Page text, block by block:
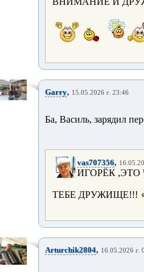
Garry, 15.05.2026 г. 23:46
Ба, Василь, зарядил
vas707356,
ИГОРЁК
ТЕБЕ ДРУЖИЩЕ!!!
Arturchik2804, 16.05.2026 г.